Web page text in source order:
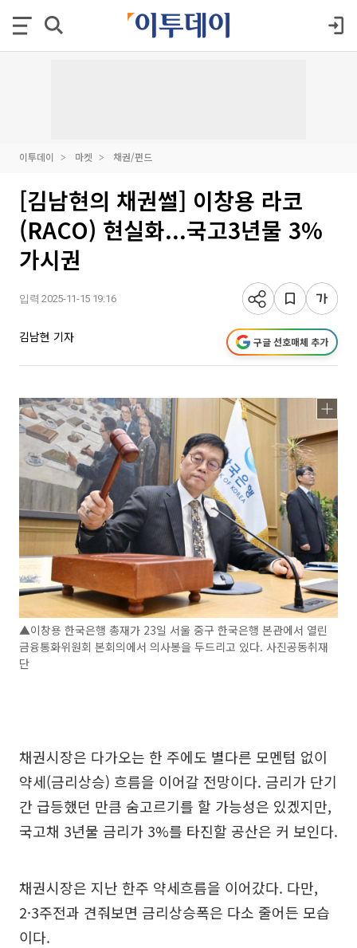
이투데이 마켓 채권/펀드
[김남현의 채권썰] 이창용 라코
(RACO) 현실화...국고3년물 3%
가시권
입력 2025-11-15 19:16
김남현 기자 구글 선호매체 추가
▲이창용 한국은행 총재가 23일 서울 중구 한국은행 본관에서 열린
금융통화위원회 본회의에서 의사봉을 두드리고 있다. 사진공동취재
단
채권시장은 다가오는 한 주에도 별다른 모멘텀 없이
약세(금리상승) 흐름을 이어갈 전망이다. 금리가 단기
간 급등했던 만큼 숨고르기를 할 가능성은 있겠지만,
국고채 3년물 금리가 3%를 타진할 공산은 커 보인다.
채권시장은 지난 한주 약세흐름을 이어갔다. 다만,
2·3주전과 견줘보면 금리상승폭은 다소 줄어든 모습
이다.